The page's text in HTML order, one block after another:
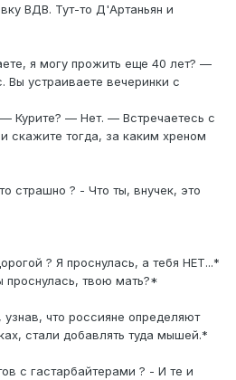
ВДВ. Тут-то Д'Артаньян и
я могу прожить еще 40 лет? —
Вы устраиваете вечеринки с
Курите? — Нет. — Встречаетесь с
тогда, за каким хреном
страшно ? - Что ты, внучек, это
? Я проснулась, а тебя НЕТ...*
твою мать?*
что россияне определяют
стали добавлять туда мышей.*
с гастарбайтерами ? - И те и